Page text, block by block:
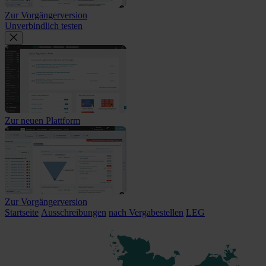
Zur Vorgängerversion
Unverbindlich testen
Zur neuen Plattform
Zur Vorgängerversion
Startseite Ausschreibungen nach Vergabestellen LEG